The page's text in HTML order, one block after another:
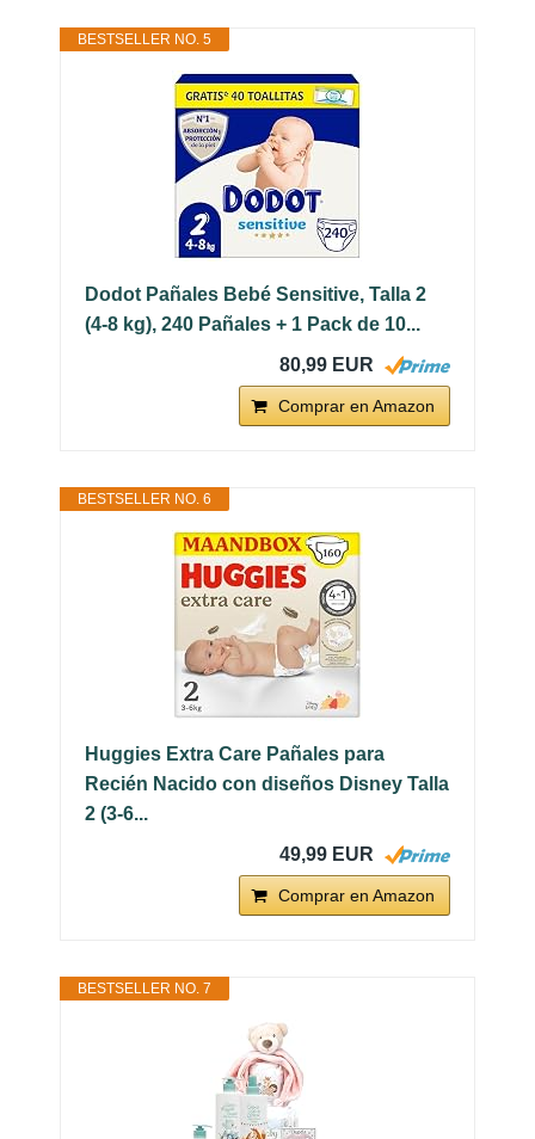
BESTSELLER NO. 5
Dodot Pañales Bebé Sensitive, Talla 2
(4-8 kg), 240 Pañales + 1 Pack de 10...
80,99 EUR
Comprar en Amazon
BESTSELLER NO. 6
Huggies Extra Care Pañales para
Recién Nacido con diseños Disney Talla
2 (3-6...
49,99 EUR
Comprar en Amazon
BESTSELLER NO. 7